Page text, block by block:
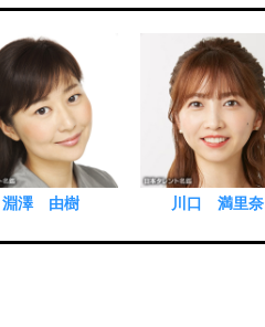
淵澤 由樹 川口 満里奈